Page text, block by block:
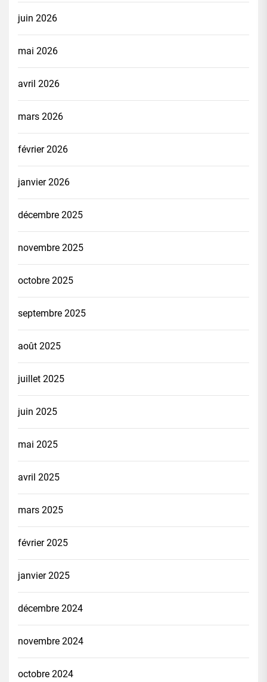
juin 2026
mai 2026
avril 2026
mars 2026
février 2026
janvier 2026
décembre 2025
novembre 2025
octobre 2025
septembre 2025
août 2025
juillet 2025
juin 2025
mai 2025
avril 2025
mars 2025
février 2025
janvier 2025
décembre 2024
novembre 2024
octobre 2024